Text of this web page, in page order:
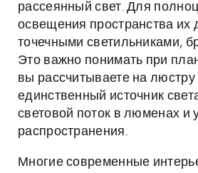
рассеянный свет. Для
освещения пространства их
точечными светильниками,
Это важно понимать при
вы рассчитываете на люстру
единственный источник
световой поток в люменах и
распространения.
Многие современные